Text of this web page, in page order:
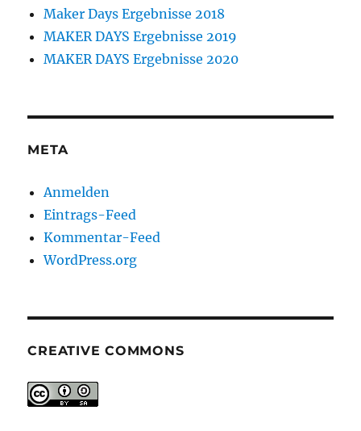
Maker Days Ergebnisse 2018
MAKER DAYS Ergebnisse 2019
MAKER DAYS Ergebnisse 2020
META
Anmelden
Eintrags-Feed
Kommentar-Feed
WordPress.org
CREATIVE COMMONS